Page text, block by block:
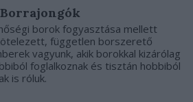
borok fogyasztása mellett
független borszerető
vagyunk, akik borokkal kizárólag
foglalkoznak és tisztán hobbiból
is róluk.